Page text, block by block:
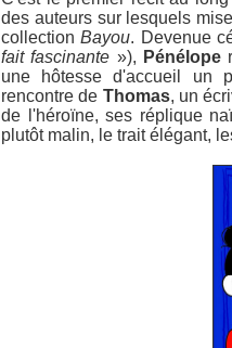
des auteurs sur lesquels
collectionBayou. Devenue
fait fascinante »), Pénélope
une hôtesse d'accueil un
rencontre de Thomas, un
de l'héroïne, ses réplique
plutôt malin, le trait élégant,